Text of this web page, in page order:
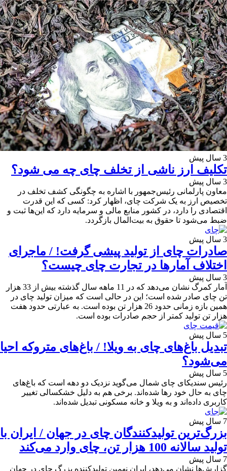
3 سال پیش
تکلیف ارز ناشی از تخلف چای چه می شود؟
3 سال پیش
معاون پارلمانی رئیس‌جمهور با اشاره به چگونگی کشف تخلف در
تخصیص ارز به یک شرکت چای، اظهار کرد: کسی که این قدرت
اقتصادی را دارد، در کشور منابع مالی و سرمایه دارد که این‌ها ثبت و
ضبط می‌شود تا حقوق به بیت‌المال بازگردد.
3 سال پیش
صادرات چای از تولید پیشی گرفت! / ماجرای
اختلاف آمارها در تجارت چای چیست؟
3 سال پیش
آمار کمرگ نشان می‌دهد که در 11 ماهه سال گذشته بیش از 33 هزار
تن چای صادر شده است؛ این در حالی است که میزان تولید چای در
همین بازه زمانی حدود 26 هزار تن بوده است. به عبارتی حدود هفت
هزار تن تولید کمتر از حجم صادرات بوده است.
5 سال پیش
تبدیل باغ‌های چای به ویلا! / باغ‌های متروکه احیا
می‌شود؟
5 سال پیش
رئیس سندیکای چای شمال می‌گوید نزدیک دو دهه است که باغ‌های
چای به حال خود رها شده‌اند. برخی هم به دلیل خشکسالی تغییر
کاربری داده‌اند و به ویلا و خانه مسکونی تبدیل شده‌اند.
7 سال پیش
بزرگ‌ترین تولیدکنندگان چای در جهان / ایران با
تولید سالانه 100 هزار تن، چای وارد می‌کند
7 سال پیش
گزارش‌ها نشان می‌دهد، ایران نهمین تولیدکننده بزرگ چای در جهان